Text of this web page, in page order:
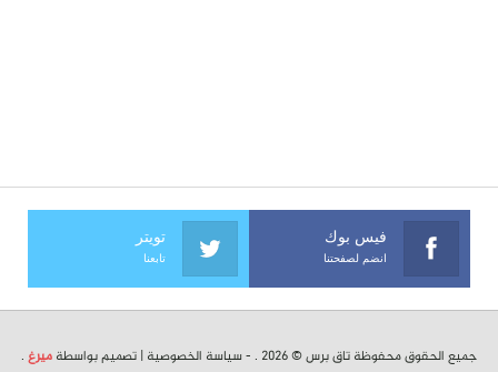
فيس بوك
انضم لصفحتنا
تويتر
تابعنا
جميع الحقوق محفوظة تاق برس © 2026 . - سياسة الخصوصية | تصميم بواسطة ميرغ .